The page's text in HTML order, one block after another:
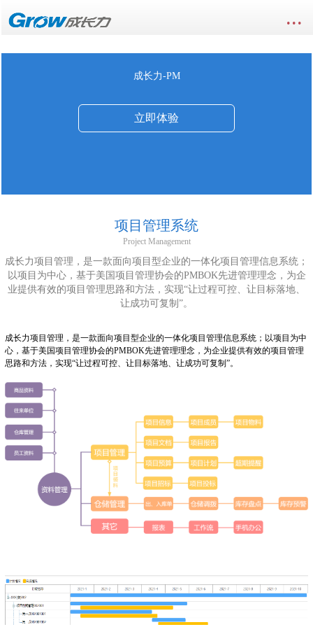
...
成长力-PM
立即体验
项目管理系统
Project Management
成长力项目管理，是一款面向项目型企业的一体化项目管理信息系统；
以项目为中心，基于美国项目管理协会的PMBOK先进管理理念，为企
业提供有效的项目管理思路和方法，实现“让过程可控、让目标落地、
让成功可复制”。
成长力项目管理，是一款面向项目型企业的一体化项目管理信息系统；以项目为中
心，基于美国项目管理协会的PMBOK先进管理理念，为企业提供有效的项目管理
思路和方法，实现“让过程可控、让目标落地、让成功可复制”。